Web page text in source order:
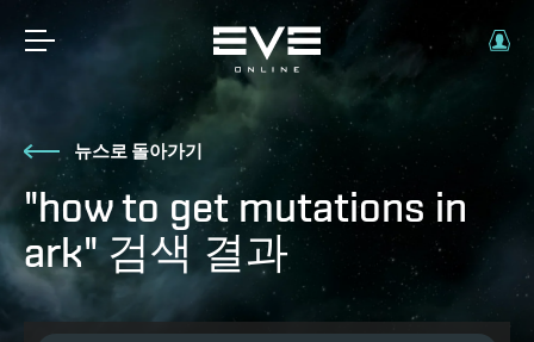
뉴스로 돌아가기
"how to get mutations in
ark" 검색 결과